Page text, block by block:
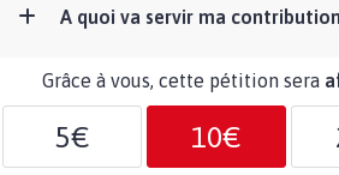
A quoi va servir ma
Grâce à vous, cette pétition sera
5€ 10€